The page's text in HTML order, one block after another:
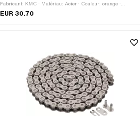
Fabricant: KMC · Matériau: Acier · Couleur: orange ·
Nombre de maillons: 128 pcs · Circonférence de roulement:
EUR 30.70